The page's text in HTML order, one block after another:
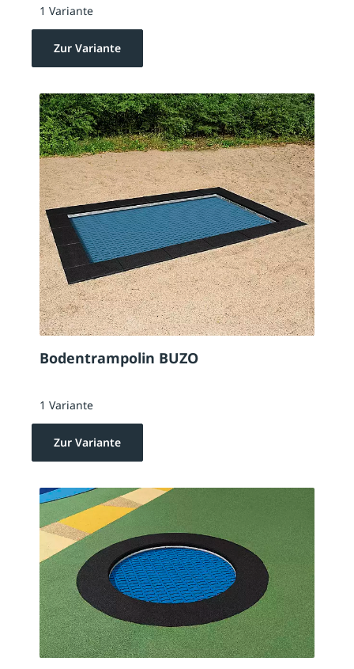
1 Variante
Zur Variante
Bodentrampolin BUZO
1 Variante
Zur Variante